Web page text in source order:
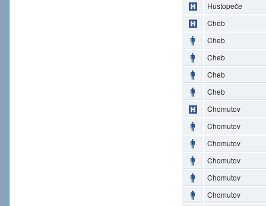
Hustopeče
Cheb
Cheb
Cheb
Cheb
Cheb
Chomutov
Chomutov
Chomutov
Chomutov
Chomutov
Chomutov